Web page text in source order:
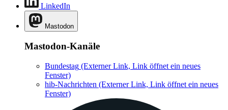
LinkedIn
Mastodon
Mastodon-Kanäle
Bundestag (Externer Link, Link öffnet ein neues
Fenster)
hib-Nachrichten (Externer Link, Link öffnet ein neues
Fenster)